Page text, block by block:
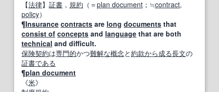
【法律】 証書 ， 規約 （＝plan document ；≒contract,
policy）
¶Insurance contracts are long documents that
consist of concepts and language that are both
technical and difficult.
保険契約は専門的かつ難解な概念と約款から成る長文の
証書である
¶plan document
《米》